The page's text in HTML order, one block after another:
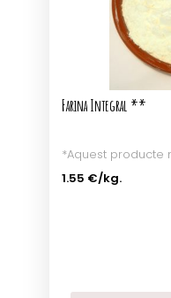
Farina Integral **
*Aquest producte
1.55 €/kg.